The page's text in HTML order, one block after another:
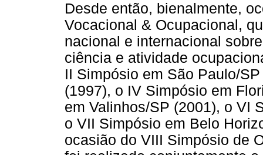
Desde então, bienalmente,
Vocacional & Ocupacional,
nacional e internacional
ciência e atividade
II Simpósio em São Paulo/
(1997), o IV Simpósio em
em Valinhos/SP (2001), o VI
o VII Simpósio em Belo
ocasião do VIII Simpósio de